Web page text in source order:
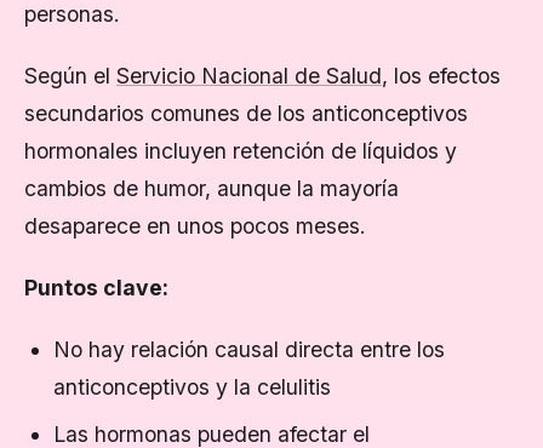
personas.
Según el Servicio Nacional de Salud, los efectos
secundarios comunes de los anticonceptivos
hormonales incluyen retención de líquidos y
cambios de humor, aunque la mayoría
desaparece en unos pocos meses.
Puntos clave:
No hay relación causal directa entre los
anticonceptivos y la celulitis
Las hormonas pueden afectar el